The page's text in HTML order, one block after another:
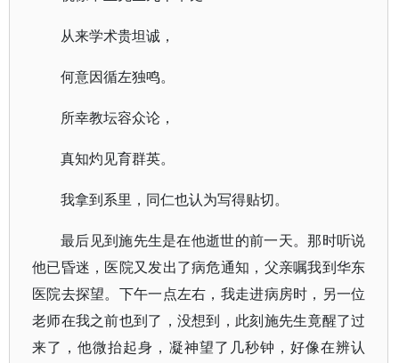
从来学术贵坦诚，
何意因循左独鸣。
所幸教坛容众论，
真知灼见育群英。
我拿到系里，同仁也认为写得贴切。
最后见到施先生是在他逝世的前一天。那时听说
他已昏迷，医院又发出了病危通知，父亲嘱我到华东
医院去探望。下午一点左右，我走进病房时，另一位
老师在我之前也到了，没想到，此刻施先生竟醒了过
来了，他微抬起身，凝神望了几秒钟，好像在辨认